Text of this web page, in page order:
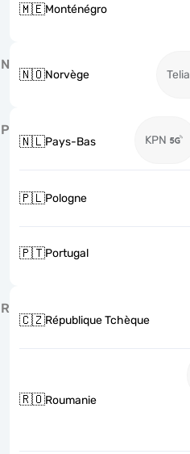
🇲🇪Monténégro
N
🇳🇴Norvège Telia
P
🇳🇱Pays-Bas KPN
🇵🇱Pologne
🇵🇹Portugal
R
🇨🇿République Tchèque
🇷🇴Roumanie